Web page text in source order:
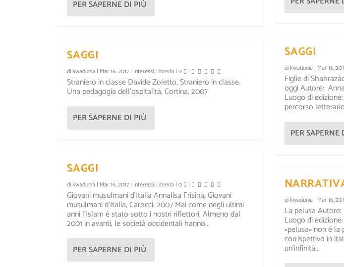
PER SAPERNE DI PIÙ
SAGGI
di kwadunia | Mar 16, 2017| Interessi, Libreria | 0 |
Straniero in classe Davide Zoletto, Straniero in classe.
Una pedagogia dell’ospitalità, Cortina, 2007
PER SAPERNE DI PIÙ
SAGGI
di kwadunia | Mar 16, 2017| Interessi, Libreria | 0 |
Giovani musulmani d’Italia Annalisa Frisina, Giovani
musulmani d’Italia, Carocci, 2007 Mai come negli ultimi
anni l’Islam è stato sotto i nostri riflettori. Almeno dal
2001 in avanti, le società occidentali hanno...
PER SAPERNE DI PIÙ
SAGGI
di kwadunia | Mar 16,
Figlie di
oggi Autore:
Luogo di
percorso
PER SAPERNE
di kwadunia | Mar 16,
La pelusa
Luogo di
«pelusa» non è
corrispettivo in
un’infinità...